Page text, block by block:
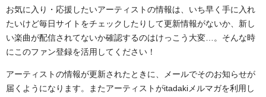
お気に入り・応援したいアーティストの情報は、いち早く手に入れ
たいけど毎日サイトをチェックしたりして更新情報がないか、新し
い楽曲が配信されてないか確認するのはけっこう大変…。そんな時
にこのファン登録を活用してください！
アーティストの情報が更新されたときに、メールでそのお知らせが
届くようになります。またアーティストがitadakiメルマガを利用し